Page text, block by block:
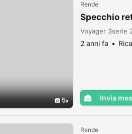
5
Rende
Specchio
Voyager 3serie
2 anni fa
Invia
Rende